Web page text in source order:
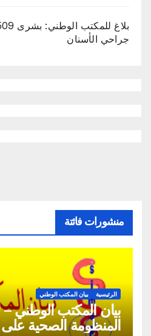
جراحي الأسنان
منشورات فائتة
الرئيسية بيان المكتب الوطني
بيان المكتب الوطني
المنظومة الصحية على